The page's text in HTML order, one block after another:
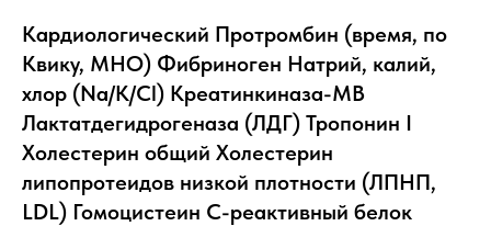
Кардиологический Протромбин (время, по
Квику, МНО) Фибриноген Натрий, калий,
хлор (Na/K/Cl) Креатинкиназа-МВ
Лактатдегидрогеназа (ЛДГ) Тропонин I
Холестерин общий Холестерин
липопротеидов низкой плотности (ЛПНП,
LDL) Гомоцистеин С-реактивный белок